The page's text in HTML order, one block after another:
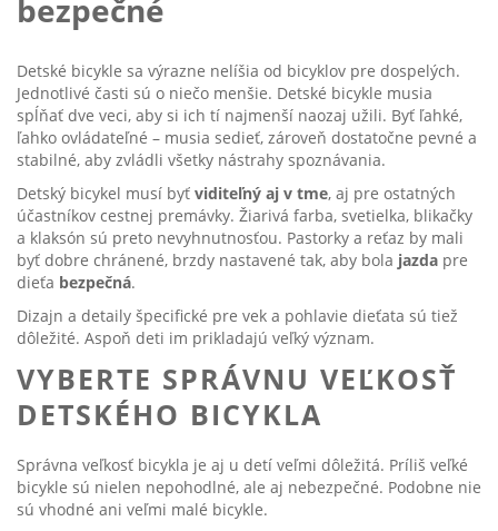
bezpečné
Detské bicykle sa výrazne nelíšia od bicyklov pre dospelých.
Jednotlivé časti sú o niečo menšie. Detské bicykle musia
spĺňať dve veci, aby si ich tí najmenší naozaj užili. Byť ľahké,
ľahko ovládateľné – musia sedieť, zároveň dostatočne pevné a
stabilné, aby zvládli všetky nástrahy spoznávania.
Detský bicykel musí byť viditeľný aj v tme, aj pre ostatných
účastníkov cestnej premávky. Žiarivá farba, svetielka, blikačky
a klaksón sú preto nevyhnutnosťou. Pastorky a reťaz by mali
byť dobre chránené, brzdy nastavené tak, aby bola jazda pre
dieťa bezpečná.
Dizajn a detaily špecifické pre vek a pohlavie dieťata sú tiež
dôležité. Aspoň deti im prikladajú veľký význam.
VYBERTE SPRÁVNU VEĽKOSŤ
DETSKÉHO BICYKLA
Správna veľkosť bicykla je aj u detí veľmi dôležitá. Príliš veľké
bicykle sú nielen nepohodlné, ale aj nebezpečné. Podobne nie
sú vhodné ani veľmi malé bicykle.